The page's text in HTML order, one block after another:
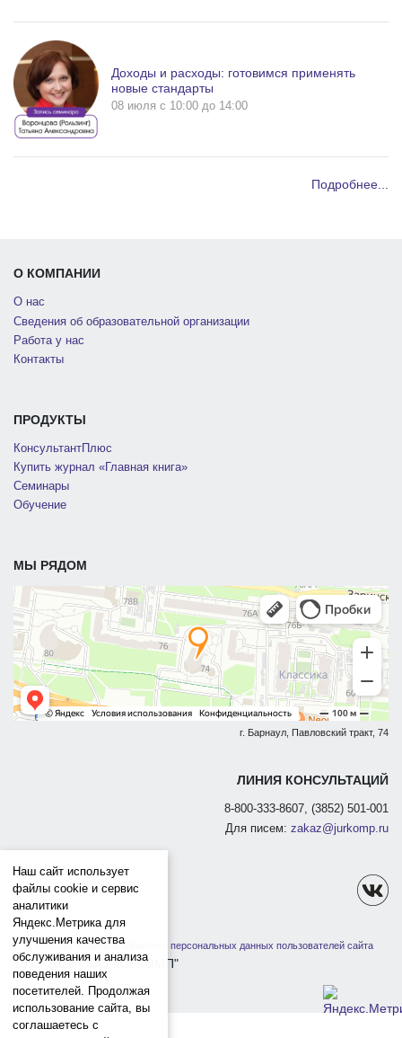
Доходы и расходы: готовимся применять
новые стандарты
08 июля c 10:00 до 14:00
Подробнее...
О КОМПАНИИ
О нас
Сведения об образовательной организации
Работа у нас
Контакты
ПРОДУКТЫ
КонсультантПлюс
Купить журнал «Главная книга»
Семинары
Обучение
МЫ РЯДОМ
г. Барнаул, Павловский тракт, 74
ЛИНИЯ КОНСУЛЬТАЦИЙ
8-800-333-8607, (3852) 501-001
Для писем: zakaz@jurkomp.ru
Политика защиты и обработки персональных данных пользователей сайта
1991-2026 ООО "ЮРКОМП"
Наш сайт использует
файлы cookie и сервис
аналитики
Яндекс.Метрика для
улучшения качества
обслуживания и анализа
поведения наших
посетителей. Продолжая
использование сайта, вы
соглашаетесь с